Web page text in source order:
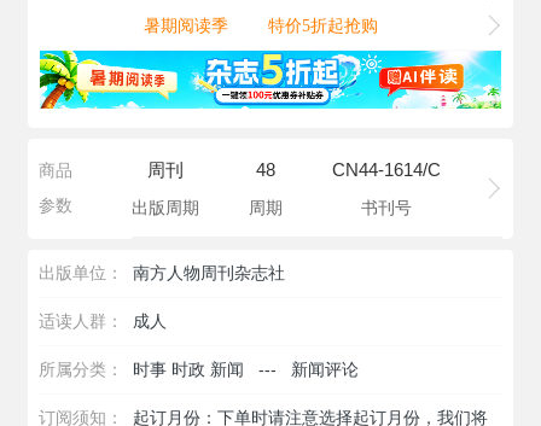
暑期阅读季
特价5折起抢购
商品
参数
周刊
出版周期
48
周期
CN44-1614/C
书刊号
出版单位： 南方人物周刊杂志社
适读人群： 成人
所属分类： 时事 时政 新闻 --- 新闻评论
订阅须知：
起订月份：下单时请注意选择起订月份，我们将